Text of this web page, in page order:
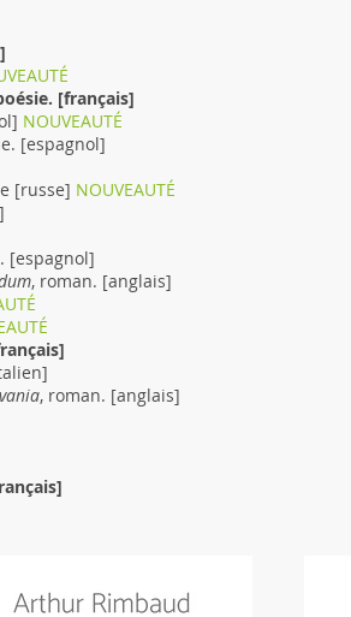
[français]
NOUVEAUTÉ
[espagnol]
[russe] NOUVEAUTÉ
. [espagnol]
, roman. [anglais]
, roman. [anglais]